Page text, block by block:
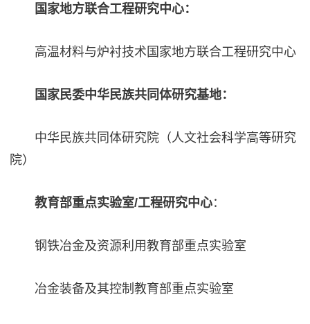
国家地方联合工程研究中心：
高温材料与炉衬技术国家地方联合工程研究中心
国家民委中华民族共同体研究基地：
中华民族共同体研究院（人文社会科学高等研究
院）
教育部重点实验室/工程研究中心：
钢铁冶金及资源利用教育部重点实验室
冶金装备及其控制教育部重点实验室